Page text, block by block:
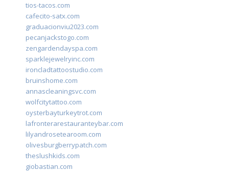
tios-tacos.com
cafecito-satx.com
graduacionviu2023.com
pecanjackstogo.com
zengardendayspa.com
sparklejewelryinc.com
ironcladtattoostudio.com
bruinshome.com
annascleaningsvc.com
wolfcitytattoo.com
oysterbayturkeytrot.com
lafronterarestauranteybar.com
lilyandrosetearoom.com
olivesburgberrypatch.com
theslushkids.com
giobastian.com